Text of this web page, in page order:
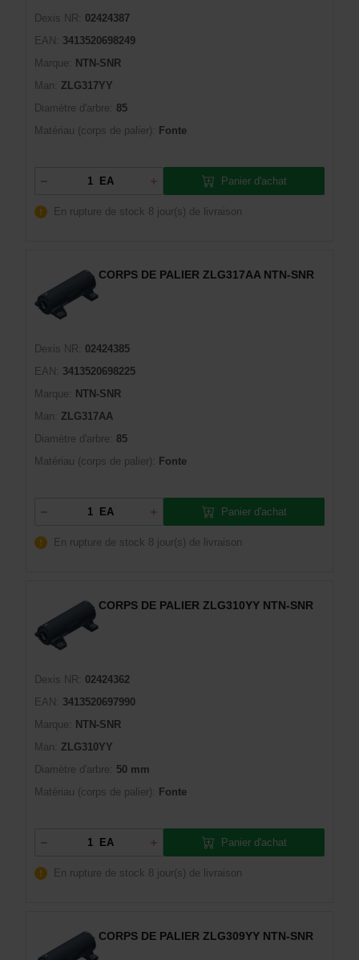
Dexis NR:
02424387
EAN:
3413520698249
Marque:
NTN-SNR
Man: ZLG317YY
Diamètre d'arbre:
85
Matériau (corps de palier):
Fonte
EA Panier d'achat
En rupture de stock 8 jour(s) de livraison
CORPS DE PALIER ZLG317AA NTN-SNR
Dexis NR:
02424385
EAN:
3413520698225
Marque:
NTN-SNR
Man: ZLG317AA
Diamètre d'arbre:
85
Matériau (corps de palier):
Fonte
EA Panier d'achat
En rupture de stock 8 jour(s) de livraison
CORPS DE PALIER ZLG310YY NTN-SNR
Dexis NR:
02424362
EAN:
3413520697990
Marque:
NTN-SNR
Man: ZLG310YY
Diamètre d'arbre:
50 mm
Matériau (corps de palier):
Fonte
EA Panier d'achat
En rupture de stock 8 jour(s) de livraison
CORPS DE PALIER ZLG309YY NTN-SNR